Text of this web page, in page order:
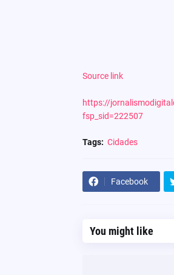
Source link
https://
fsp_sid=222507
Tags: Cidades
Facebook
You might like